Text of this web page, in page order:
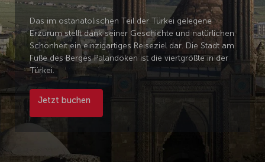
Das im ostanatolischen Teil der Türkei gelegene
Erzurum stellt dank seiner Geschichte und natürlichen
Schönheit ein einzigartiges Reiseziel dar. Die Stadt am
Fuße des Berges Palandöken ist die viertgrößte in der
Türkei.
Jetzt buchen